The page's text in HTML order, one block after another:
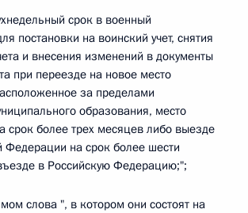
срок в военный
постановки на воинский учет, снятия
и внесения изменений в документы
при переезде на новое место
за пределами
образования, место
срок более трех месяцев либо выезде
Федерации на срок более шести
в Российскую Федерацию;";
слова ", в котором они состоят на